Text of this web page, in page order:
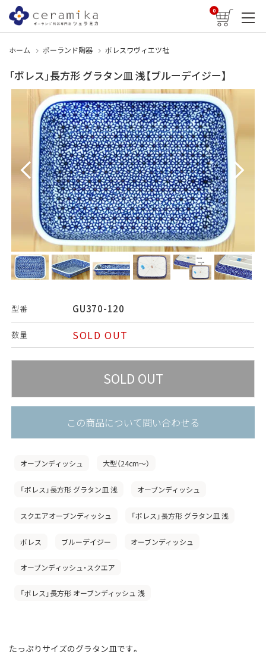
0
ホーム ポーランド陶器 ボレスワヴィエツ社
「ボレス」長方形 グラタン皿 浅【ブルーデイジー】
型番 GU370-120
数量 SOLD OUT
この商品について問い合わせる
オーブンディッシュ 大型（24cm〜）
「ボレス」長方形 グラタン皿 浅 オーブンディッシュ
スクエアオーブンディッシュ 「ボレス」長方形 グラタン皿 浅
ボレス ブルーデイジー オーブンディッシュ
オーブンディッシュ・スクエア
「ボレス」長方形 オーブンディッシュ 浅
たっぷりサイズのグラタン皿です。